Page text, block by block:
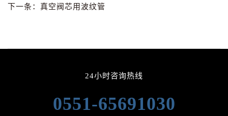
下一条： 真空阀芯用波纹管
24小时咨询热线
0551-65691030